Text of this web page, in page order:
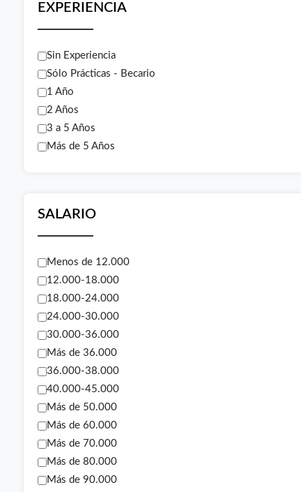
EXPERIENCIA
Sin Experiencia
Sólo Prácticas - Becario
1 Año
2 Años
3 a 5 Años
Más de 5 Años
SALARIO
Menos de 12.000
12.000-18.000
18.000-24.000
24.000-30.000
30.000-36.000
Más de 36.000
36.000-38.000
40.000-45.000
Más de 50.000
Más de 60.000
Más de 70.000
Más de 80.000
Más de 90.000